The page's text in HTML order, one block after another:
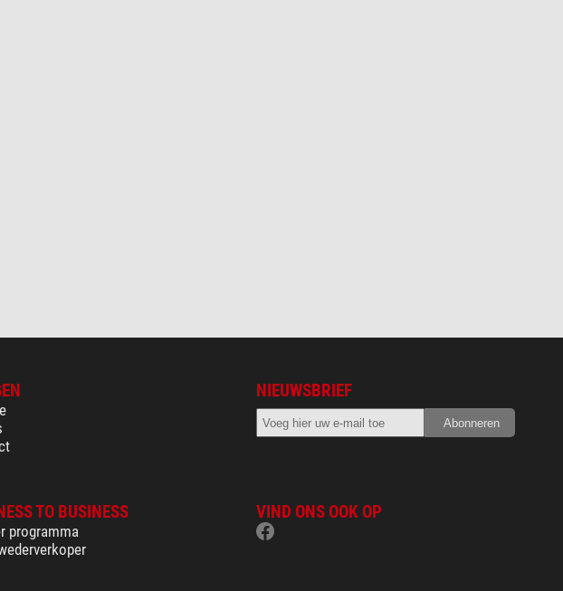
NIEUWSBRIEF
TO BUSINESS
programma
VIND ONS OOK OP